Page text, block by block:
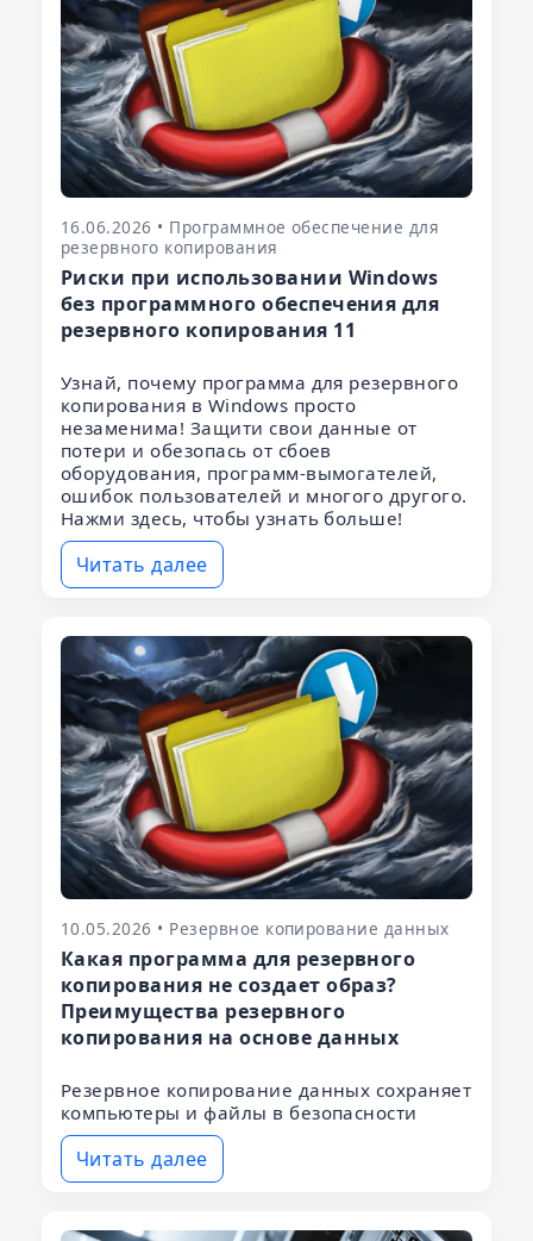
16.06.2026 • Программное обеспечение для
резервного копирования
Риски при использовании Windows
без программного обеспечения для
резервного копирования 11
Узнай, почему программа для резервного
копирования в Windows просто
незаменима! Защити свои данные от
потери и обезопась от сбоев
оборудования, программ-вымогателей,
ошибок пользователей и многого другого.
Нажми здесь, чтобы узнать больше!
Читать далее
10.05.2026 • Резервное копирование данных
Какая программа для резервного
копирования не создает образ?
Преимущества резервного
копирования на основе данных
Резервное копирование данных сохраняет
компьютеры и файлы в безопасности
Читать далее